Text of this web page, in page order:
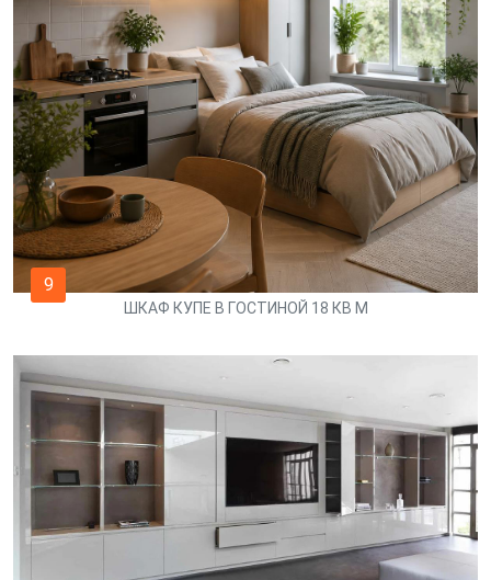
9
ШКАФ КУПЕ В ГОСТИНОЙ 18 КВ М